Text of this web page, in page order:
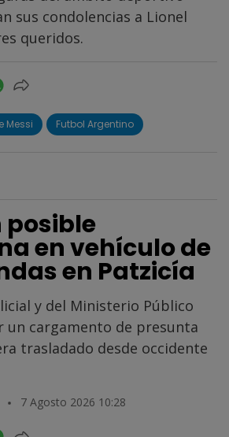
sus condolencias a Lionel
queridos.
Messi Futbol Argentino
en vehículo de
en Patzicía
y del Ministerio Público
un cargamento de presunta
trasladado desde occidente
7 Agosto 2026 10:28